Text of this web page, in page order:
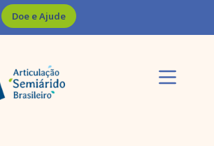
Doe e Ajude